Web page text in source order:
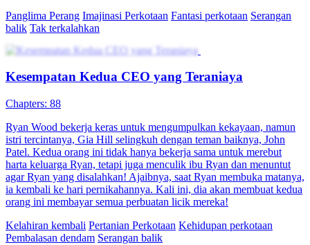
Panglima Perang Imajinasi Perkotaan Fantasi perkotaan Serangan
balik Tak terkalahkan
Kesempatan Kedua CEO yang Teraniaya
Chapters: 88
Ryan Wood bekerja keras untuk mengumpulkan kekayaan, namun
istri tercintanya, Gia Hill selingkuh dengan teman baiknya, John
Patel. Kedua orang ini tidak hanya bekerja sama untuk merebut
harta keluarga Ryan, tetapi juga menculik ibu Ryan dan menuntut
agar Ryan yang disalahkan! Ajaibnya, saat Ryan membuka matanya,
ia kembali ke hari pernikahannya. Kali ini, dia akan membuat kedua
orang ini membayar semua perbuatan licik mereka!
Kelahiran kembali Pertanian Perkotaan Kehidupan perkotaan
Pembalasan dendam Serangan balik